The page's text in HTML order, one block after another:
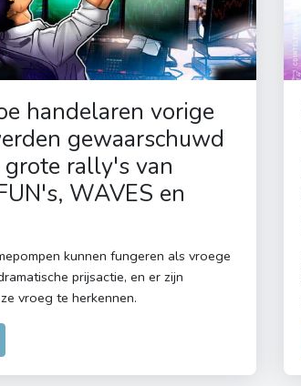
handelaren vorige
gewaarschuwd
rally's van
WAVES en
kunnen fungeren als vroege
prijsactie, en er zijn
vroeg te herkennen.